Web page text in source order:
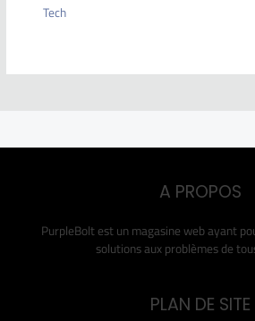
Tech
A PROPOS
PurpleBolt est un magasine web ayant
solutions aux problèmes de
PLAN DE SITE